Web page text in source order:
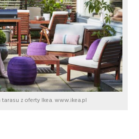
tarasu z oferty Ikea. www.ikea.pl